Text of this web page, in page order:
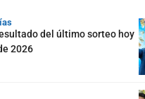
del último sorteo hoy
2026